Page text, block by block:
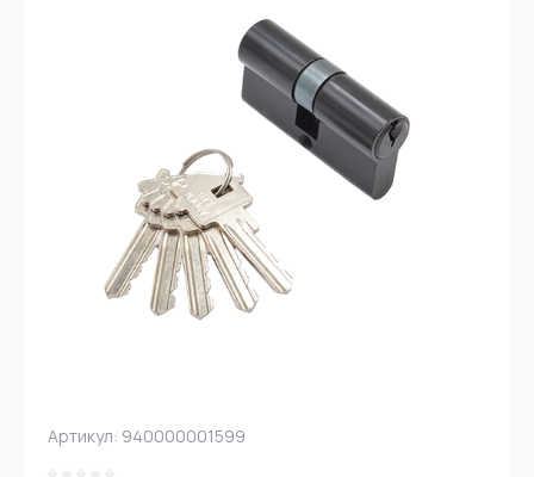
Артикул: 940000001599